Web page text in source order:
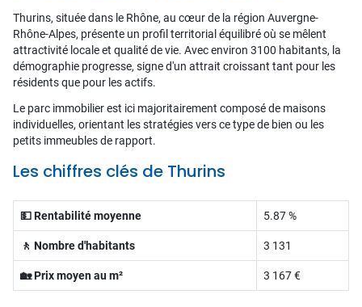
Thurins, située dans le Rhône, au cœur de la région Auvergne-
Rhône-Alpes, présente un profil territorial équilibré où se mêlent
attractivité locale et qualité de vie. Avec environ 3100 habitants, la
démographie progresse, signe d'un attrait croissant tant pour les
résidents que pour les actifs.
Le parc immobilier est ici majoritairement composé de maisons
individuelles, orientant les stratégies vers ce type de bien ou les
petits immeubles de rapport.
Les chiffres clés de Thurins
💵 Rentabilité moyenne 5.87 %
🚶 Nombre d'habitants 3 131
🏡 Prix moyen au m² 3 167 €